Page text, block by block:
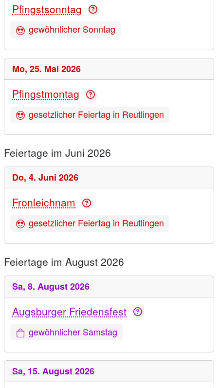
Pfingstsonntag
gewöhnlicher Sonntag
Mo, 25. Mai 2026
Pfingstmontag
gesetzlicher Feiertag in Reutlingen
Feiertage im Juni 2026
Do, 4. Juni 2026
Fronleichnam
gesetzlicher Feiertag in Reutlingen
Feiertage im August 2026
Sa, 8. August 2026
Augsburger Friedensfest
gewöhnlicher Samstag
Sa, 15. August 2026